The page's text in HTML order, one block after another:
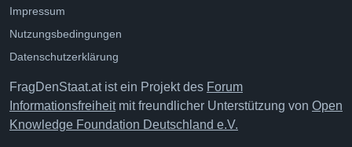
Impressum
Nutzungsbedingungen
Datenschutzerklärung
FragDenStaat.at ist ein Projekt des Forum
Informationsfreiheitmit freundlicher Unterstützung von Open
Knowledge Foundation Deutschland e.V.